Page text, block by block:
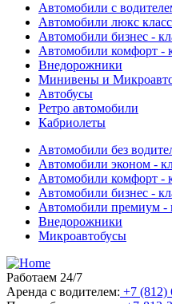
Автомобили с
Автомобили люкс
Автомобили бизнес -
Автомобили комфорт -
Внедорожники
Минивены и
Автобусы
Ретро автомобили
Кабриолеты
Автомобили без
Автомобили эконом -
Автомобили комфорт -
Автомобили бизнес -
Автомобили премиум -
Внедорожники
Микроавтобусы
Работаем 24/7
Аренда с водителем: +7 (812)